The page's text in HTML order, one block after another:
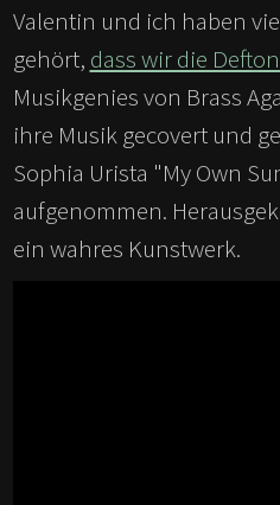
Valentin und ich haben
gehört, dass wir die
Musikgenies von Brass
ihre Musik gecovert und
Sophia Urista "My Own
aufgenommen.
ein wahres Kunstwerk.